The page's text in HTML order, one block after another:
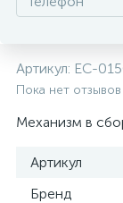
Артикул: EC-
Пока нет отзывов
Механизм в
Артикул
Бренд